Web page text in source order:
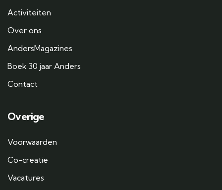
Activiteiten
Over ons
AndersMagazines
Boek 30 jaar Anders
Contact
Overige
Voorwaarden
Co-creatie
Vacatures